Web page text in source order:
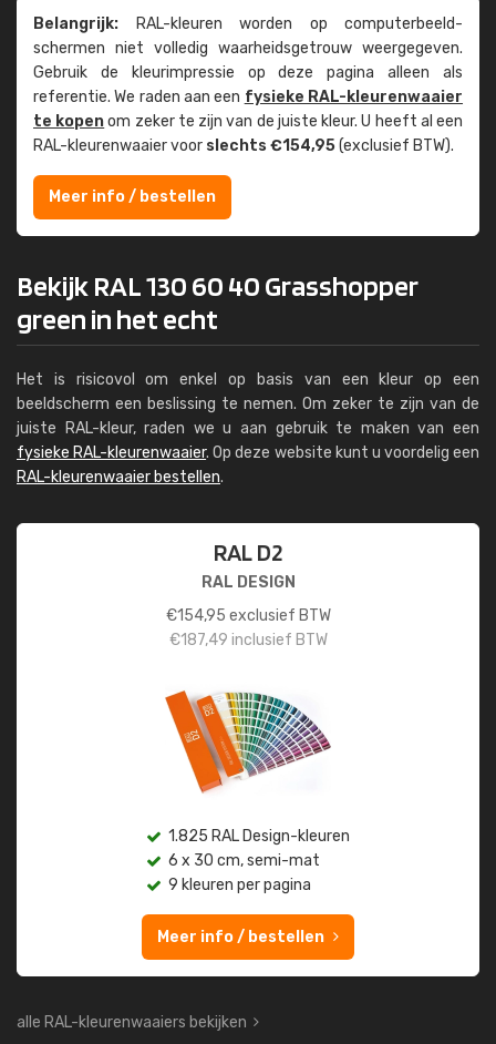
Belangrijk: RAL-kleuren worden op computer­beeld­
schermen niet volledig waarheids­­getrouw weer­gegeven.
Gebruik de kleur­impressie op deze pagina alleen als
referentie. We raden aan een fysieke RAL-kleuren­waaier
te kopenom zeker te zijn van de juiste kleur. U heeft al een
RAL-kleuren­waaier voor slechts €154,95(exclusief BTW).
Meer info / bestellen
Bekijk RAL 130 60 40 Grasshopper
green in het echt
Het is risicovol om enkel op basis van een kleur op een
beeldscherm een beslissing te nemen. Om zeker te zijn van de
juiste RAL-kleur, raden we u aan gebruik te maken van een
fysieke RAL-kleurenwaaier. Op deze website kunt u voordelig een
RAL-kleurenwaaier bestellen.
RAL D2
RAL DESIGN
€154,95 exclusief BTW
€187,49 inclusief BTW
1.825 RAL Design-kleuren
6 x 30 cm, semi-mat
9 kleuren per pagina
Meer info / bestellen
alle RAL-kleurenwaaiers bekijken